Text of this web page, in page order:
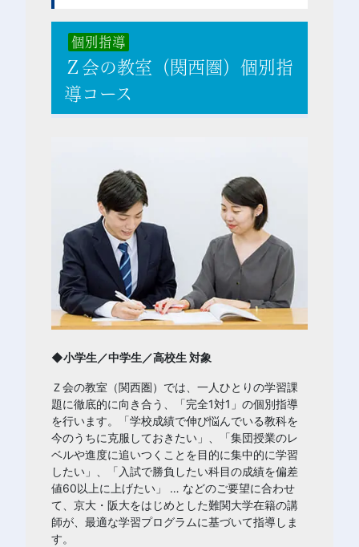
個別指導
Ｚ会の教室（関西圏）個別指
導コース
◆小学生／中学生／高校生 対象
Ｚ会の教室（関西圏）では、一人ひとりの学習課
題に徹底的に向き合う、「完全1対1」の個別指導
を行います。「学校成績で伸び悩んでいる教科を
今のうちに克服しておきたい」、「集団授業のレ
ベルや進度に追いつくことを目的に集中的に学習
したい」、「入試で勝負したい科目の成績を偏差
値60以上に上げたい」 … などのご要望に合わせ
て、 京大・阪大をはじめとした難関大学在籍の講
師が、最適な学習プログラムに基づいて指導しま
す。